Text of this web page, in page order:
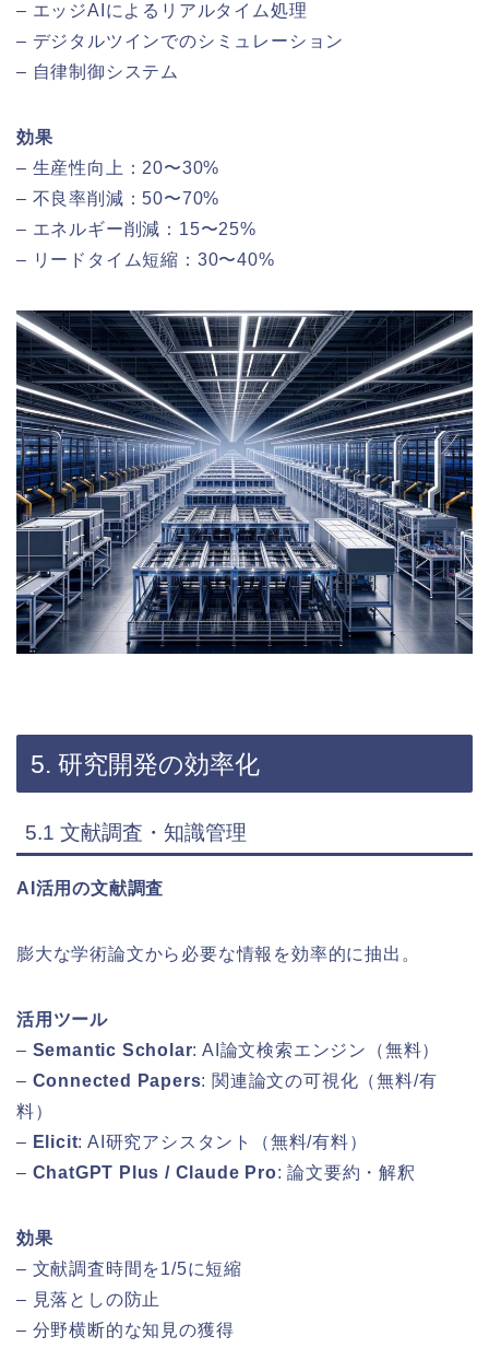
– エッジAIによるリアルタイム処理
– デジタルツインでのシミュレーション
– 自律制御システム
効果
– 生産性向上：20〜30%
– 不良率削減：50〜70%
– エネルギー削減：15〜25%
– リードタイム短縮：30〜40%
5. 研究開発の効率化
5.1 文献調査・知識管理
AI活用の文献調査
膨大な学術論文から必要な情報を効率的に抽出。
活用ツール
– Semantic Scholar: AI論文検索エンジン（無料）
– Connected Papers: 関連論文の可視化（無料/有
料）
– Elicit: AI研究アシスタント（無料/有料）
– ChatGPT Plus / Claude Pro: 論文要約・解釈
効果
– 文献調査時間を1/5に短縮
– 見落としの防止
– 分野横断的な知見の獲得